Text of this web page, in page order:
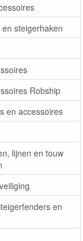
steigerhaken
Robship
en accessoires
lijnen en touw
en